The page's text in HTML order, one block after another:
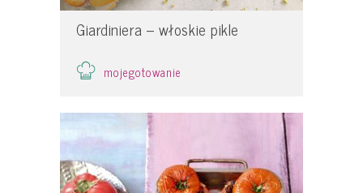
Giardiniera – włoskie pikle
mojegotowanie